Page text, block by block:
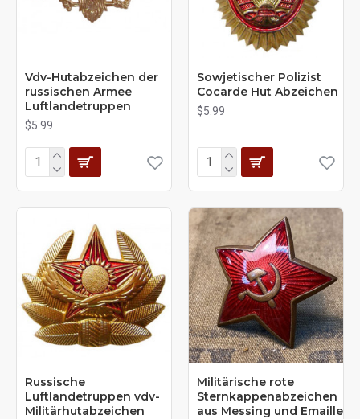
Vdv-Hutabzeichen der
russischen Armee
Luftlandetruppen
$5.99
Sowjetischer Polizist
Cocarde Hut Abzeichen
$5.99
Russische
Luftlandetruppen vdv-
Militärhutabzeichen
Militärische rote
Sternkappenabzeichen
aus Messing und Emaille